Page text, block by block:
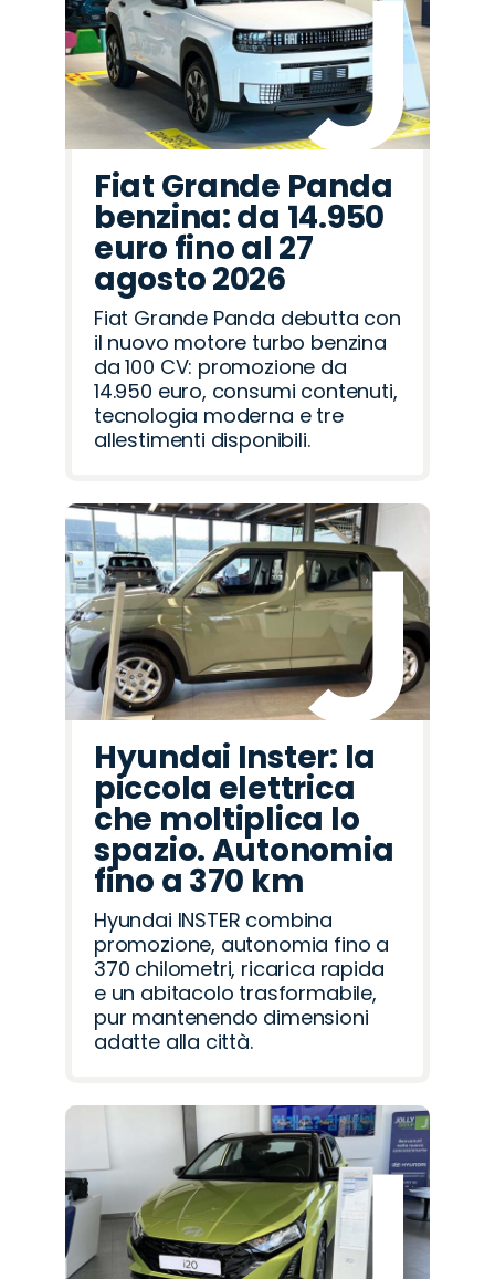
Fiat Grande Panda
benzina: da 14.950
euro fino al 27
agosto 2026
Fiat Grande Panda debutta con
il nuovo motore turbo benzina
da 100 CV: promozione da
14.950 euro, consumi contenuti,
tecnologia moderna e tre
allestimenti disponibili.
Hyundai Inster: la
piccola elettrica
che moltiplica lo
spazio. Autonomia
fino a 370 km
Hyundai INSTER combina
promozione, autonomia fino a
370 chilometri, ricarica rapida
e un abitacolo trasformabile,
pur mantenendo dimensioni
adatte alla città.